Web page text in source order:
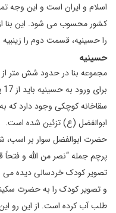
اسلام و ایران است و این وجه
کشور محسوب می شود. این
را حسینیه، قسمت دوم را
حسینیه
مجموعه بنا در حدود شش متر
سقاخانه کوچکی وجود دارد
ابوالفضل (ع) تزئین شده است.
حضرت ابوالفضل سوار بر اسب،
پرچم جمله “نصر من الله و
تصویر کودک خردسالی دیده می
و تصویر کودک را به حضرت
طلب آب کرده است. از این رو